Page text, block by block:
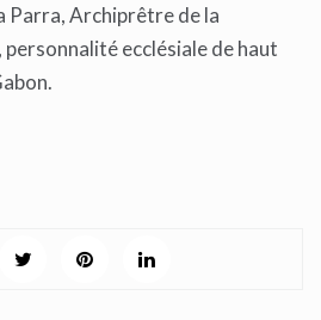
Parra, Archiprêtre de la
ecclésiale de haut